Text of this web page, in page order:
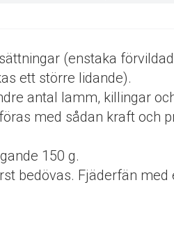
(enstaka
ett större lidande).
antal lamm, killingar
med sådan kraft och
150 g.
bedövas. Fjäderfän